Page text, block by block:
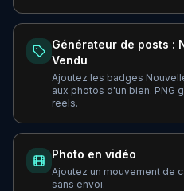
Générateur de posts :
Vendu
Ajoutez les badges
aux photos d'un bien. PNG
reels.
Photo en vidéo
Ajoutez un mouvement de
sans envoi.